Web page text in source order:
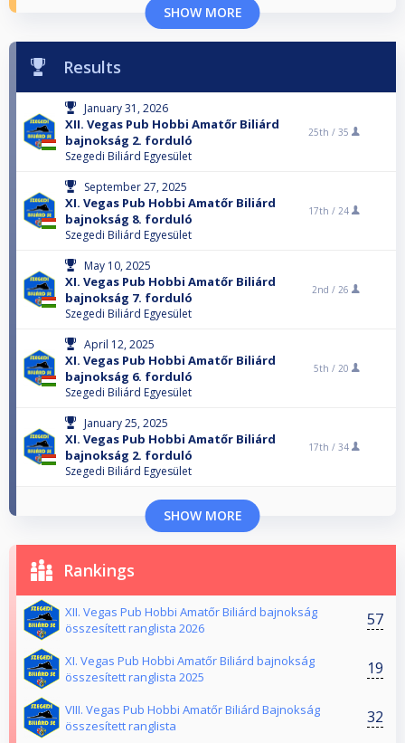
SHOW MORE
Results
January 31, 2026
XII. Vegas Pub Hobbi Amatőr Biliárd
bajnokság 2. forduló
Szegedi Biliárd Egyesület
25th / 35
September 27, 2025
XI. Vegas Pub Hobbi Amatőr Biliárd
bajnokság 8. forduló
Szegedi Biliárd Egyesület
17th / 24
May 10, 2025
XI. Vegas Pub Hobbi Amatőr Biliárd
bajnokság 7. forduló
Szegedi Biliárd Egyesület
2nd / 26
April 12, 2025
XI. Vegas Pub Hobbi Amatőr Biliárd
bajnokság 6. forduló
Szegedi Biliárd Egyesület
5th / 20
January 25, 2025
XI. Vegas Pub Hobbi Amatőr Biliárd
bajnokság 2. forduló
Szegedi Biliárd Egyesület
17th / 34
SHOW MORE
Rankings
XII. Vegas Pub Hobbi Amatőr Biliárd bajnokság
összesített ranglista 2026
57
XI. Vegas Pub Hobbi Amatőr Biliárd bajnokság
összesített ranglista 2025
19
VIII. Vegas Pub Hobbi Amatőr Biliárd Bajnokság
összesített ranglista
32